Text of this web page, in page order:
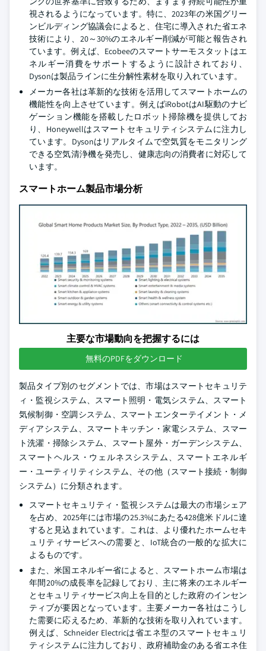
視されるようになっています。特に、2023年の米国グリー
ンビルディング協議会によると、住宅に導入された省エネ
技術により、20～30%のエネルギー削減が可能と報告され
ています。例えば、Ecobeeのスマートサーモスタットはエ
ネルギー消費をサポートするように設計されており、
Dysonは製品ラインに生分解性素材を取り入れています。
メーカー各社は革新的な技術を活用してスマートホームの
機能性を向上させています。例えばiRobotはAI駆動のナビ
ゲーション機能を搭載したロボット掃除機を提供してお
り、Honeywellはスマートセキュリティシステムに注力し
ています。Dysonはリアルタイムで空気質をモニタリング
できる空気清浄機を発売し、健康志向の消費者に対応して
います。
スマートホーム製品市場分析
主要な市場動向を把握するには
無料のPDFをダウンロード
製品タイプ別のセグメントでは、市場はスマートセキュリテ
ィ・監視システム、スマート照明・電気システム、スマート
気候制御・空調システム、スマートエンターテイメント・メ
ディアシステム、スマートキッチン・家電システム、スマー
ト洗濯・掃除システム、スマート屋外・ガーデンシステム、
スマートヘルス・ウェルネスシステム、スマートエネルギ
ー・ユーティリティシステム、その他（スマート接続・制御
システム）に分類されます。
スマートセキュリティ・監視システムは最大の市場シェア
を占め、2025年には市場の25.3%にあたる428億米ドルに達
すると見込まれています。これは、より優れたホームセキ
ュリティサービスへの需要と、IoT統合の一般的な拡大に
よるものです。
また、米国エネルギー省によると、スマートホーム市場は
年間20%の成長率を記録しており、主に将来のエネルギー
とセキュリティサービス向上を目的とした政府のインセン
ティブが要因となっています。主要メーカー各社はこうし
た需要に応えるため、革新的な技術を取り入れています。
例えば、Schneider Electricは省エネ型のスマートセキュリ
ティシステムに注力しており、政府補助金のある省エネ住